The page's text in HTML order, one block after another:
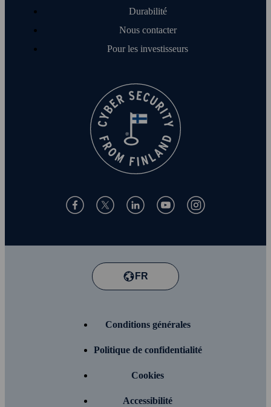
Durabilité
Nous contacter
Pour les investisseurs
FR
Conditions générales
Politique de confidentialité
Cookies
Accessibilité